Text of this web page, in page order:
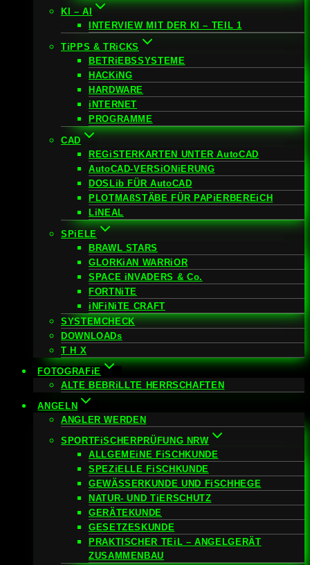
KI – AI
INTERVIEW MIT DER KI – TEIL 1
TiPPS & TRiCKS
BETRiEBSSYSTEME
HACKiNG
HARDWARE
iNTERNET
PROGRAMME
CAD
REGiSTERKARTEN UNTER AutoCAD
AutoCAD-VERSiONiERUNG
DOSLib FÜR AutoCAD
PLOTMAßSTÄBE FÜR PAPiERBEREiCH
LiNEAL
SPiELE
BRAWL STARS
GLORKiAN WARRiOR
SPACE iNVADERS & Co.
FORTNiTE
iNFiNiTE CRAFT
SYSTEMCHECK
DOWNLOADs
T H X
FOTOGRAFiE
ALTE BEBRiLLTE HERRSCHAFTEN
ANGELN
ANGLER WERDEN
SPORTFiSCHERPRÜFUNG NRW
ALLGEMEiNE FiSCHKUNDE
SPEZiELLE FiSCHKUNDE
GEWÄSSERKUNDE UND FiSCHHEGE
NATUR- UND TiERSCHUTZ
GERÄTEKUNDE
GESETZESKUNDE
PRAKTISCHER TEiL – ANGELGERÄT
ZUSAMMENBAU